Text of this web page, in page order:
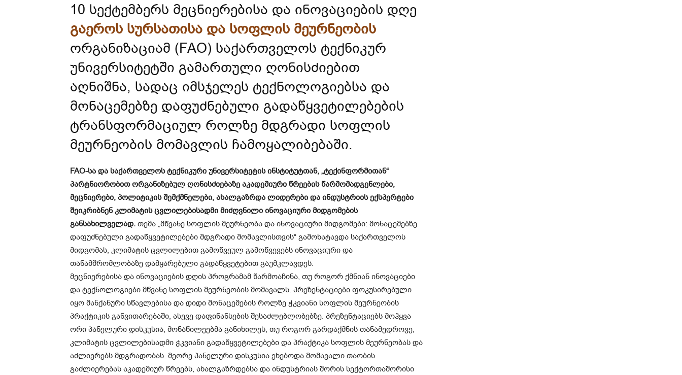
10 სექტემბერს მეცნიერებისა და ინოვაციების დღე
გაეროს სურსათისა და სოფლის მეურნეობის
ორგანიზაციამ (FAO) საქართველოს ტექნიკურ
უნივერსიტეტში გამართული ღონისძიებით
აღნიშნა, სადაც იმსჯელეს ტექნოლოგიებსა და
მონაცემებზე დაფუძნებული გადაწყვეტილებების
ტრანსფორმაციულ როლზე მდგრადი სოფლის
მეურნეობის მომავლის ჩამოყალიბებაში.
FAO-სა და საქართველოს ტექნიკური უნივერსიტეტის ინსტიტუტთან, „ტექინფორმითან“
პარტნიორობით ორგანიზებულ ღონისძიებაზე აკადემიური წრეების წარმომადგენლები,
მეცნიერები, პოლიტიკის შემქმნელები, ახალგაზრდა ლიდერები და ინდუსტრიის ექსპერტები
შეიკრიბნენ კლიმატის ცვლილებისადმი მიძღვნილი ინოვაციური მიდგომების
განსახილველად. თემა „მწვანე სოფლის მეურნეობა და ინოვაციური მიდგომები: მონაცემებზე
დაფუძნებული გადაწყვეტილებები მდგრადი მომავლისთვის“ გამოხატავდა საქართველოს
მიდგომას, კლიმატის ცვლილებით გამოწვეულ გამოწვევებს ინოვაციური და
თანამშრომლობაზე დამყარებული გადაწყვეტებით გაუმკლავდეს.
მეცნიერებისა და ინოვაციების დღის პროგრამამ წარმოაჩინა, თუ როგორ ქმნიან ინოვაციები
და ტექნოლოგიები მწვანე სოფლის მეურნეობის მომავალს. პრეზენტაციები ფოკუსირებული
იყო მანქანური სწავლებისა და დიდი მონაცემების როლზე ჭკვიანი სოფლის მეურნეობის
პრაქტიკის განვითარებაში, ასევე დაფინანსების შესაძლებლობებზე. პრეზენტაციებს მოჰყვა
ორი პანელური დისკუსია, მონაწილეებმა განიხილეს, თუ როგორ გარდაქმნის თანამედროვე,
კლიმატის ცვლილებისადმი ჭკვიანი გადაწყვეტილებები და პრაქტიკა სოფლის მეურნეობას და
აძლიერებს მდგრადობას. მეორე პანელური დისკუსია ეხებოდა მომავალი თაობის
გაძლიერებას აკადემიურ წრეებს, ახალგაზრდებსა და ინდუსტრიას შორის სექტორთაშორისი